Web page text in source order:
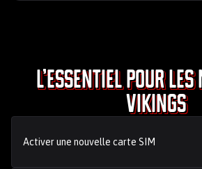
L’essentiel pour les
Vikings
Activer une nouvelle carte SIM